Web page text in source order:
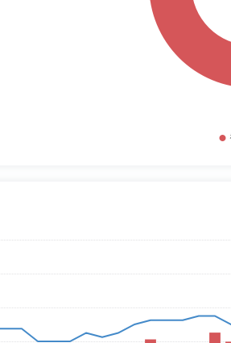
南方中证500ETF
南方中证500ETF